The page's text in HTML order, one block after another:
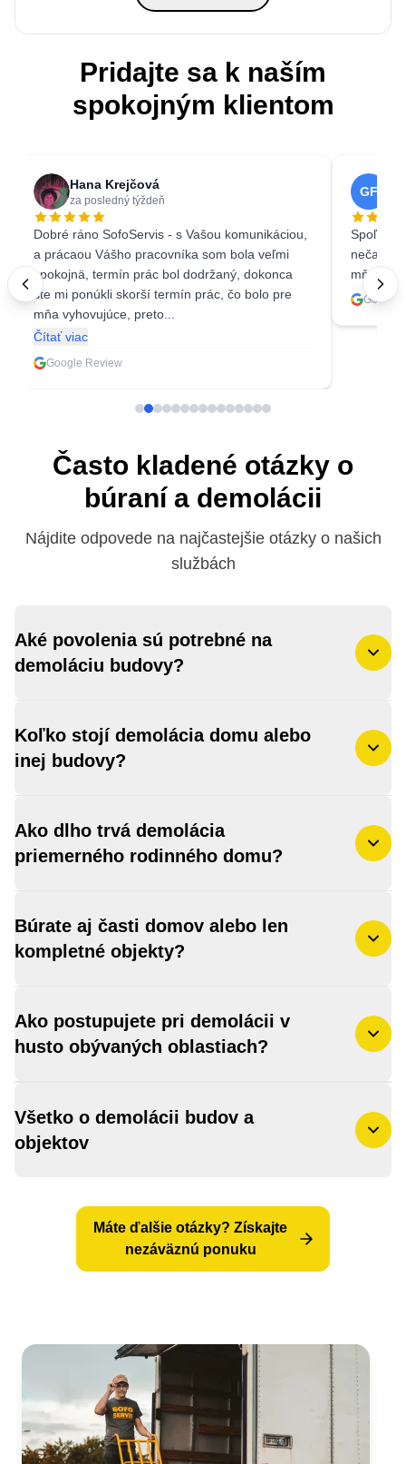
Pridajte sa k naším
spokojným klientom
Hana Krejčová
za posledný týždeň
Dobré ráno SofoServis - s Vašou komunikáciou,
a prácaou Vášho pracovníka som bola veľmi
spokojnä, termín prác bol dodržaný, dokonca
ste mi ponúkli skorší termín prác, čo bolo pre
mňa vyhovujúce, preto...
Čítať viac
Google Review
GF
mňa
Google
Často kladené otázky o
búraní a demolácii
Nájdite odpovede na najčastejšie otázky o našich
službách
Aké povolenia sú potrebné na
demoláciu budovy?
Koľko stojí demolácia domu alebo
inej budovy?
Ako dlho trvá demolácia
priemerného rodinného domu?
Búrate aj časti domov alebo len
kompletné objekty?
Ako postupujete pri demolácii v
husto obývaných oblastiach?
Všetko o demolácii budov a
objektov
Ekologická demolácia — čo sa stane s
materiálom?
Demolácia záhradných stavieb, garáží a
hospodárskych budov
Poistenie a zodpovednosť počas
demolácie
Máte ďalšie otázky? Získajte
nezáväznú ponuku